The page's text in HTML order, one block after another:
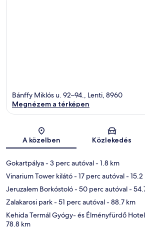
Térkép
Bánffy Miklós u. 92–94., Lenti, 8960
Megnézem a térképen
A közelben Közlekedés
Gokartpálya- 3 perc autóval- 1.8 km
Vinarium Tower kilátó- 17 perc autóval- 15.2
Jeruzalem Borkóstoló- 50 perc autóval-
Zalakarosi park- 51 perc autóval- 88.7 km
Kehida Termál Gyógy- és Élményfürdő Hotel
78.8 km